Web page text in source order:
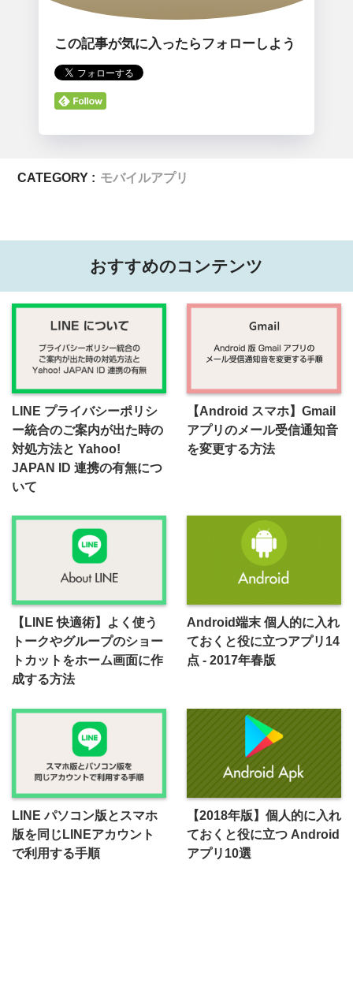
この記事が気に入ったらフォローしよう
CATEGORY : モバイルアプリ
おすすめのコンテンツ
LINE プライバシーポリシ
ー統合のご案内が出た時の
対処方法と Yahoo!
JAPAN ID 連携の有無につ
いて
【Android スマホ】Gmail
アプリのメール受信通知音
を変更する方法
【LINE 快適術】よく使う
トークやグループのショー
トカットをホーム画面に作
成する方法
Android端末 個人的に入れ
ておくと役に立つアプリ14
点 - 2017年春版
LINE パソコン版とスマホ
版を同じLINEアカウント
で利用する手順
【2018年版】個人的に入れ
ておくと役に立つ Android
アプリ10選